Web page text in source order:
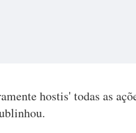
hostis' todas as